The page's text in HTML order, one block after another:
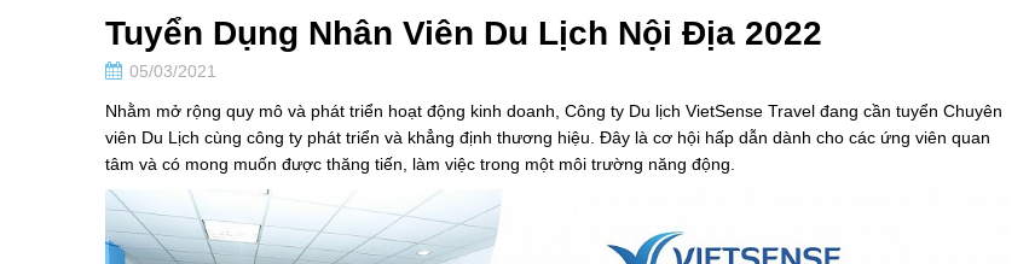
Tuyển Dụng Nhân Viên Du Lịch Nội Địa 2022
05/03/2021
Nhằm mở rộng quy mô và phát triển hoạt động kinh doanh, Công ty Du lịch VietSense Travel đang cần tuyển Chuyên
viên Du Lịch cùng công ty phát triển và khẳng định thương hiệu. Đây là cơ hội hấp dẫn dành cho các ứng viên quan
tâm và có mong muốn được thăng tiến, làm việc trong một môi trường năng động.